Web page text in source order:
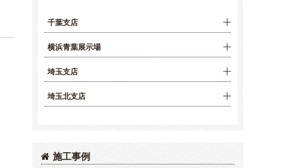
千葉支店
横浜青葉展示場
埼玉支店
埼玉北支店
施工事例